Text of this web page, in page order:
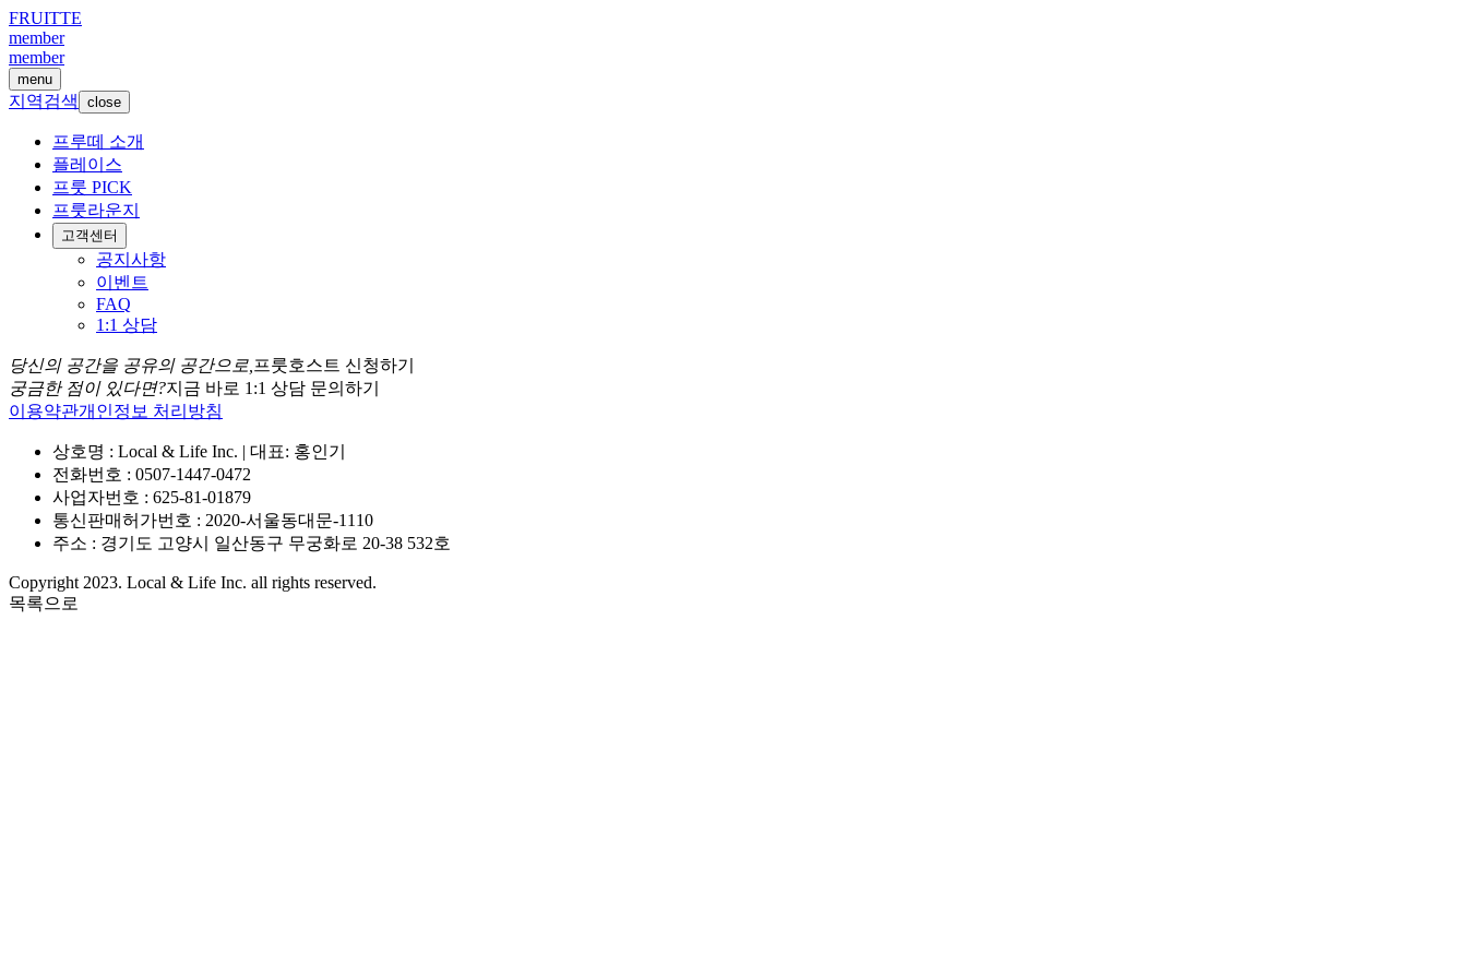
FRUITTE
member
member
menu
지역검색 close
프루떼 소개
플레이스
프룻 PICK
프룻라운지
고객센터
공지사항
이벤트
FAQ
1:1 상담
당신의 공간을 공유의 공간으로, 프룻호스트 신청하기
궁금한 점이 있다면?지금 바로 1:1 상담 문의하기
이용약관개인정보 처리방침
상호명 : Local & Life Inc. | 대표: 홍인기
전화번호 : 0507-1447-0472
사업자번호 : 625-81-01879
통신판매허가번호 : 2020-서울동대문-1110
주소 : 경기도 고양시 일산동구 무궁화로 20-38 532호
Copyright 2023. Local & Life Inc. all rights reserved.
목록으로